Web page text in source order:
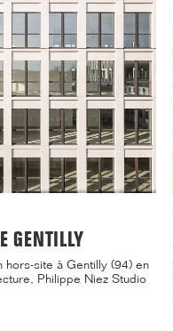
GENTILLY
hors-site à Gentilly (94) en
Philippe Niez Studio